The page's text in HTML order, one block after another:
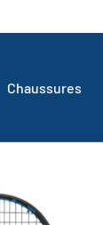
Chaussures